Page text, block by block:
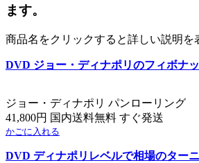
ます。
商品名をクリックすると詳しい説明を
DVD ジョー・ディナポリのフィボナ
ジョー・ディナポリ パンローリング
41,800円 国内送料無料 すぐ発送
かごに入れる
DVD ディナポリレベルで相場のター